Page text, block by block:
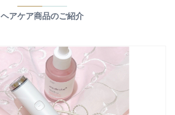
ヘアケア商品のご紹介